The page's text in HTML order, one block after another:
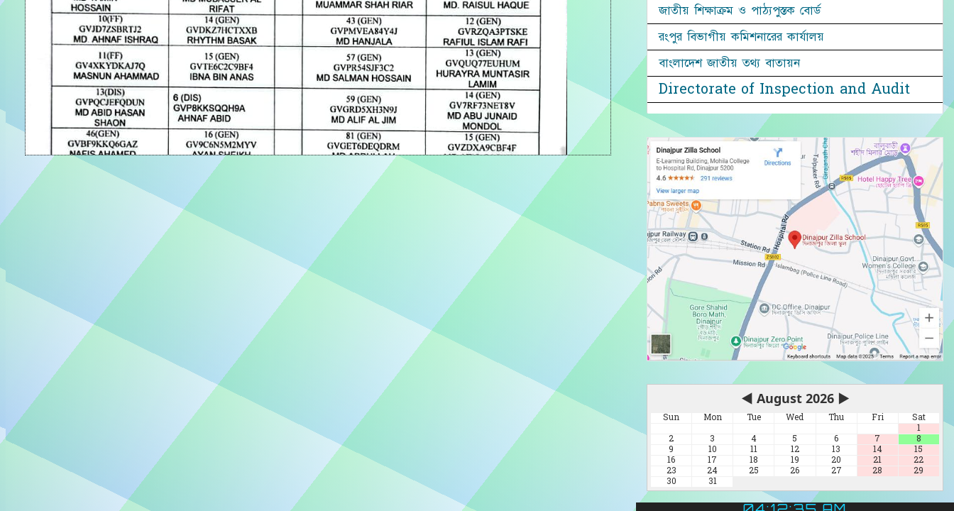
জাতীয় শিক্ষাক্রম ও পাঠ্যপুস্তক বোর্ড
রংপুর বিভাগীয় কমিশনারের কার্যালয়
বাংলাদেশ জাতীয় তথ্য বাতায়ন
Directorate of Inspection and Audit
◀ August 2026 ▶
Sun Mon Tue Wed Thu Fri
Sat
1
2
3 4 5 6 7
8
9
10 11 12 13 14
15
16
17 18 19 20 21
22
23
24 25 26 27 28
29
30
31